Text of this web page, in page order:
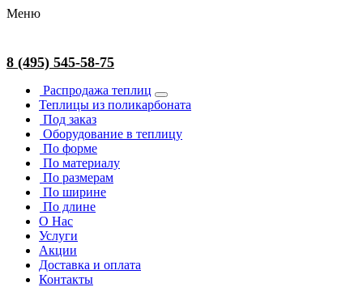
Меню
8 (495) 545-58-75
Распродажа теплиц
Теплицы из поликарбоната
Под заказ
Оборудование в теплицу
По форме
По материалу
По размерам
По ширине
По длине
О Нас
Услуги
Акции
Доставка и оплата
Контакты